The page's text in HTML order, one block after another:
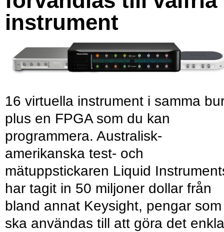
instrument
16 virtuella instrument i samma
plus en FPGA som du kan
programmera. Australisk-
amerikanska test- och
mätuppstickaren Liquid
har tagit in 50 miljoner dollar från
bland annat Keysight, pengar som
ska användas till att göra det